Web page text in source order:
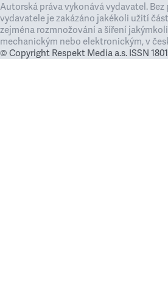
Autorská práva vykonává vydavatel.
vydavatele je zakázáno jakékoli užití
zejména rozmnožování a šíření
mechanickým nebo elektronickým, v
© Copyright Respekt Media a.s. ISSN